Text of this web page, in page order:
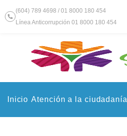
al
(604) 789 4698 / 01 8000 180 454
Línea Anticorrupción 01 8000 180 454
Inicio Atención a la ciudadanía